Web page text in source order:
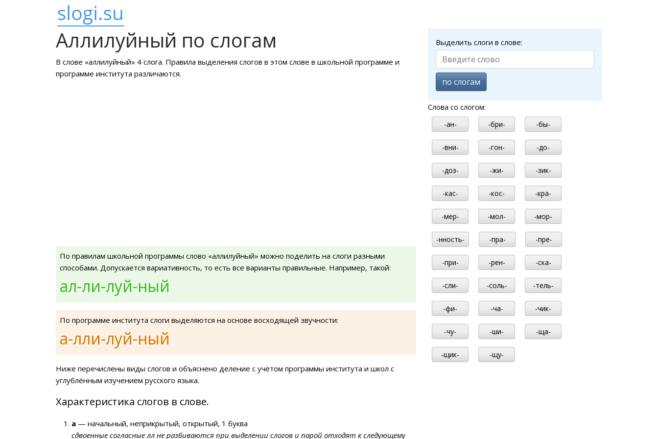
Аллилуйный по слогам
В слове «аллилуйный» 4 слога. Правила выделения слогов в этом слове в школьной программе и
программе института различаются.
По правилам школьной программы слово «аллилуйный» можно поделить на слоги разными
способами. Допускается вариативность, то есть все варианты правильные. Например, такой:
ал-ли-луй-ный
По программе института слоги выделяются на основе восходящей звучности:
а-лли-луй-ный
Ниже перечислены виды слогов и объяснено деление с учётом программы института и школ с
углублённым изучением русского языка.
Характеристика слогов в слове.
а — начальный, неприкрытый, открытый, 1 буква
сдвоенные согласные лл не разбиваются при выделении слогов и парой отходят к следующему
Выделить слоги в слове:
по слогам
Слова со слогом:
-ан- -бри- -бы-
-вни- -гон- -до-
-доз- -жи- -зик-
-кас- -кос- -кра-
-мер- -мол- -мор-
-нность- -пра- -пре-
-при- -рен- -ска-
-сли- -соль- -тель-
-фи- -ча- -чик-
-чу- -ши- -ща-
-щик- -щу-